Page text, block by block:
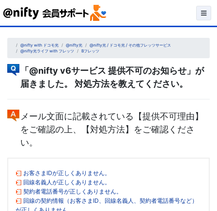
Skip
content @nifty with ドコモ光 @nifty光
@nifty光 / ドコモ光 / その他フレッツサービス
@nifty光ライフ with フレッツ
Bフレッツ
「@nifty v6サービス 提供不可のお知らせ」が
届きました。 対処方法を教えてください。
メール文面に記載されている【提供不可理由】
をご確認の上、【対処方法】をご確認くださ
い。
お客さまIDが正しくありません。
回線名義人が正しくありません。
契約者電話番号が正しくありません。
回線の契約情報（お客さまID、回線名義人、契約者電話番号など）